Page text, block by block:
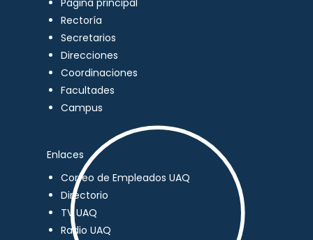
Página principal
Rectoría
Secretarios
Direcciones
Coordinaciones
Facultades
Campus
Enlaces
Correo de Empleados UAQ
Directorio
TV UAQ
Radio UAQ